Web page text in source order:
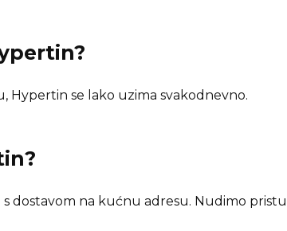
Hypertin se lako uzima svakodnevno.
?
dostavom na kućnu adresu. Nudimo